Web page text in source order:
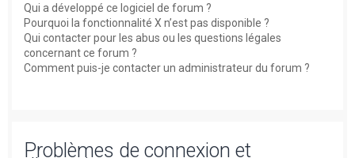
Qui a développé ce logiciel de forum ?
Pourquoi la fonctionnalité X n’est pas disponible ?
Qui contacter pour les abus ou les questions légales
concernant ce forum ?
Comment puis-je contacter un administrateur du forum ?
Problèmes de connexion et